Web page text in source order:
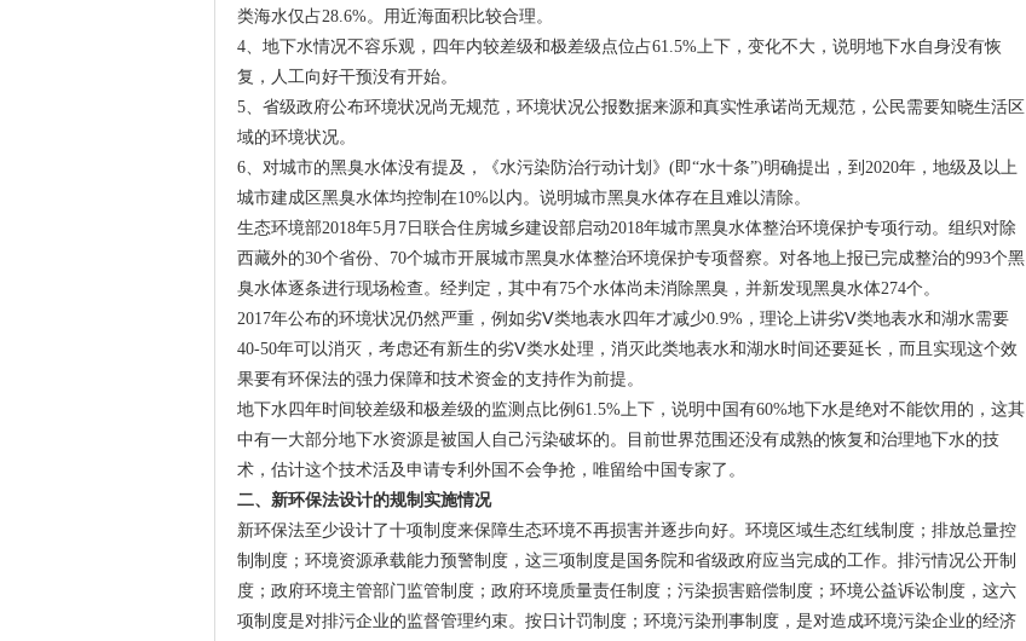
类海水仅占28.6%。用近海面积比较合理。
4、地下水情况不容乐观，四年内较差级和极差级点位占61.5%上下，变化不大，说明地下水自身没有恢
复，人工向好干预没有开始。
5、省级政府公布环境状况尚无规范，环境状况公报数据来源和真实性承诺尚无规范，公民需要知晓生活区
域的环境状况。
6、对城市的黑臭水体没有提及，《水污染防治行动计划》(即“水十条”)明确提出，到2020年，地级及以上
城市建成区黑臭水体均控制在10%以内。说明城市黑臭水体存在且难以清除。
生态环境部2018年5月7日联合住房城乡建设部启动2018年城市黑臭水体整治环境保护专项行动。组织对除
西藏外的30个省份、70个城市开展城市黑臭水体整治环境保护专项督察。对各地上报已完成整治的993个黑
臭水体逐条进行现场检查。经判定，其中有75个水体尚未消除黑臭，并新发现黑臭水体274个。
2017年公布的环境状况仍然严重，例如劣Ⅴ类地表水四年才减少0.9%，理论上讲劣Ⅴ类地表水和湖水需要
40-50年可以消灭，考虑还有新生的劣Ⅴ类水处理，消灭此类地表水和湖水时间还要延长，而且实现这个效
果要有环保法的强力保障和技术资金的支持作为前提。
地下水四年时间较差级和极差级的监测点比例61.5%上下，说明中国有60%地下水是绝对不能饮用的，这其
中有一大部分地下水资源是被国人自己污染破坏的。目前世界范围还没有成熟的恢复和治理地下水的技
术，估计这个技术活及申请专利外国不会争抢，唯留给中国专家了。
二、新环保法设计的规制实施情况
新环保法至少设计了十项制度来保障生态环境不再损害并逐步向好。环境区域生态红线制度；排放总量控
制制度；环境资源承载能力预警制度，这三项制度是国务院和省级政府应当完成的工作。排污情况公开制
度；政府环境主管部门监管制度；政府环境质量责任制度；污染损害赔偿制度；环境公益诉讼制度，这六
项制度是对排污企业的监督管理约束。按日计罚制度；环境污染刑事制度，是对造成环境污染企业的经济